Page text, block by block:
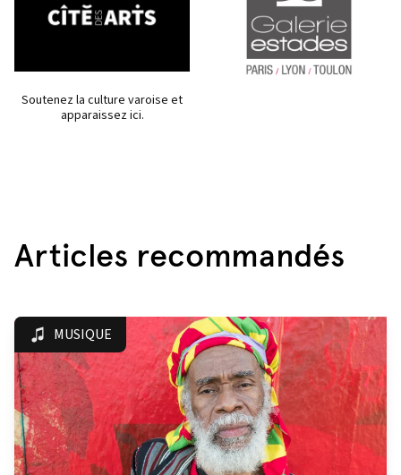
Soutenez la culture varoise et
apparaissez ici.
Articles recommandés
MUSIQUE